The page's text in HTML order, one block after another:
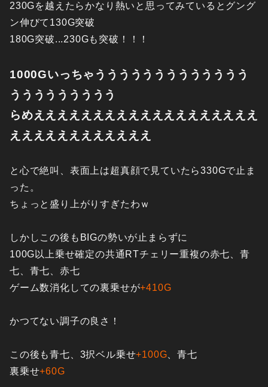
230Gを越えたらかなり熱いと思ってみているとグング
ン伸びて130G突破
180G突破...230Gも突破！！！
1000Gいっちゃううううううううううううう
ううううううううう
らめえええええええええええええええええええ
ええええええええええええ
と心で絶叫、表面上は超真顔で見ていたら330Gで止ま
った。
ちょっと盛り上がりすぎたわｗ
しかしこの後もBIGの勢いが止まらずに
100G以上乗せ確定の共通RTチェリー重複の赤七、青
七、青七、赤七
ゲーム数消化しての裏乗せが+410G
かつてない調子の良さ！
この後も青七、3択ベル乗せ+100G 、青七
裏乗せ+60G